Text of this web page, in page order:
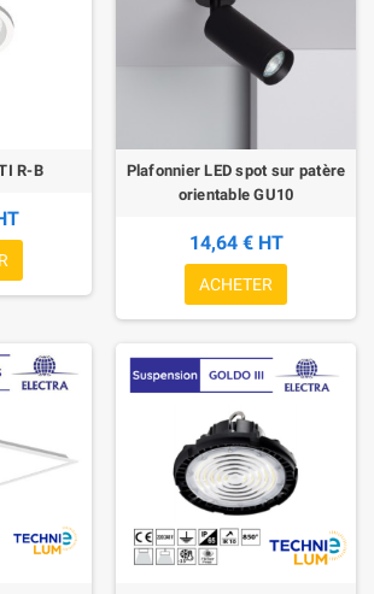
R-B
Plafonnier LED spot sur patère
orientable GU10
14,64 € HT
ACHETER